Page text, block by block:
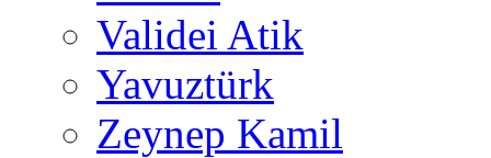
Validei Atik
Yavuztürk
Zeynep Kamil